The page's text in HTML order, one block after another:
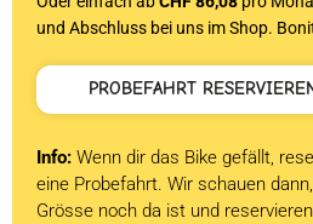
und Abschluss bei uns im Shop.
PROBEFAHRT
Info: Wenn dir das Bike gefällt,
eine Probefahrt. Wir schauen
Grösse noch da ist und